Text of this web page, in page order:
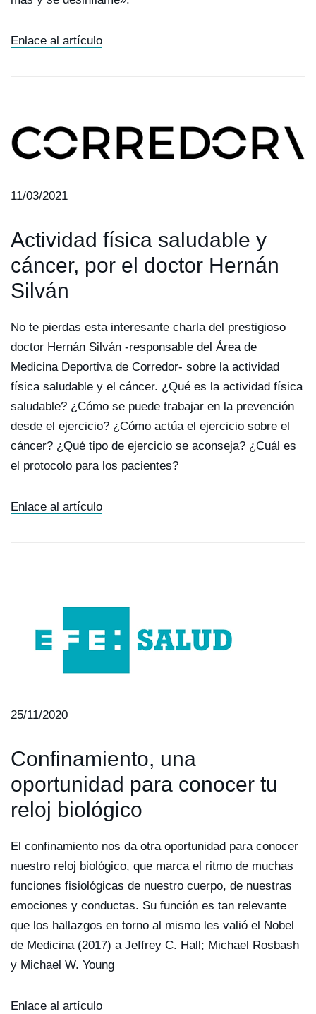
Enlace al artículo
11/03/2021
Actividad física saludable y
cáncer, por el doctor Hernán
Silván
No te pierdas esta interesante charla del prestigioso
doctor Hernán Silván -responsable del Área de
Medicina Deportiva de Corredor- sobre la actividad
física saludable y el cáncer. ¿Qué es la actividad física
saludable? ¿Cómo se puede trabajar en la prevención
desde el ejercicio? ¿Cómo actúa el ejercicio sobre el
cáncer? ¿Qué tipo de ejercicio se aconseja? ¿Cuál es
el protocolo para los pacientes?
Enlace al artículo
25/11/2020
Confinamiento, una
oportunidad para conocer tu
reloj biológico
El confinamiento nos da otra oportunidad para conocer
nuestro reloj biológico, que marca el ritmo de muchas
funciones fisiológicas de nuestro cuerpo, de nuestras
emociones y conductas. Su función es tan relevante
que los hallazgos en torno al mismo les valió el Nobel
de Medicina (2017) a Jeffrey C. Hall; Michael Rosbash
y Michael W. Young
Enlace al artículo